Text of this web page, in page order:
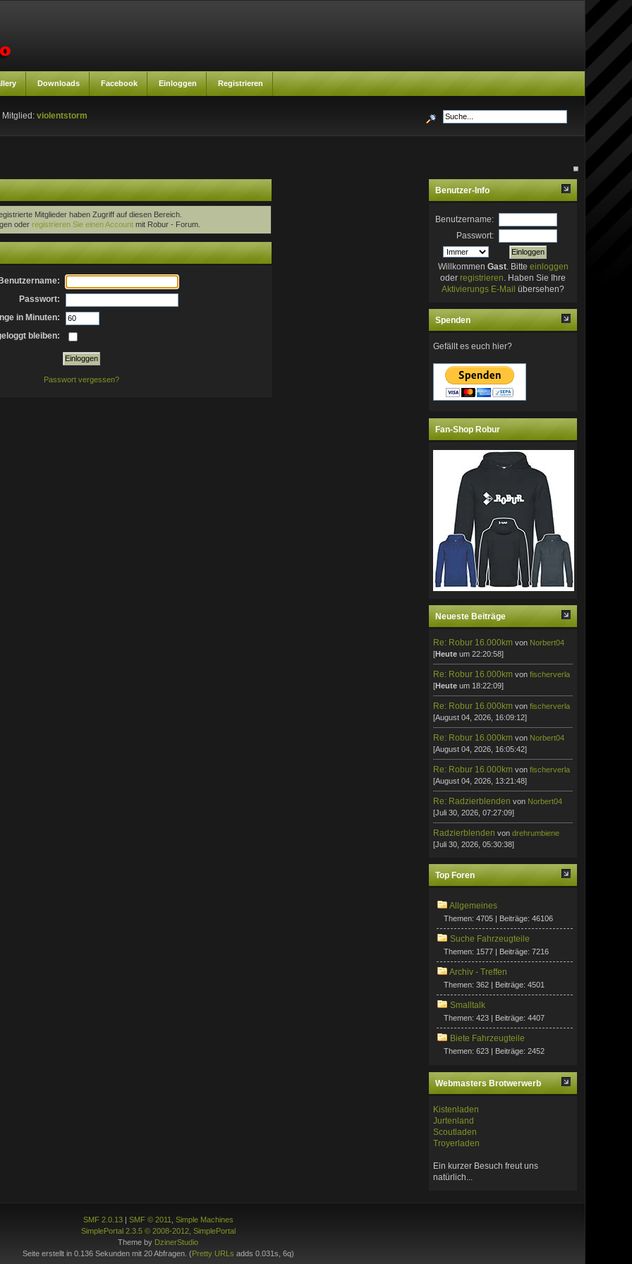
Downloads Facebook Einloggen Registrieren
Mitglied:violentstorm
Mitglieder haben Zugriff auf diesen Bereich.
oder registrieren Sie einen Accountmit Robur - Forum.
Passwort:
in Minuten:
bleiben:
Passwort vergessen?
Benutzer-Info
Benutzername:
Passwort:
Willkommen Gast. Bitte einloggen
oder registrieren . Haben Sie Ihre
Aktivierungs E-Mail übersehen?
Spenden
Gefällt es euch hier?
Fan-Shop Robur
Neueste Beiträge
Re: Robur 16.000km von Norbert04
[Heute um 22:20:58]
Re: Robur 16.000km vonfischerverla
[Heute um 18:22:09]
Re: Robur 16.000km vonfischerverla
[August 04, 2026, 16:09:12]
Re: Robur 16.000km von Norbert04
[August 04, 2026, 16:05:42]
Re: Robur 16.000km vonfischerverla
[August 04, 2026, 13:21:48]
Re: Radzierblendenvon Norbert04
[Juli 30, 2026, 07:27:09]
Radzierblendenvondrehrumbiene
[Juli 30, 2026, 05:30:38]
Top Foren
Allgemeines
Themen: 4705 | Beiträge: 46106
Suche Fahrzeugteile
Themen: 1577 | Beiträge: 7216
Archiv - Treffen
Themen: 362 | Beiträge: 4501
Smalltalk
Themen: 423 | Beiträge: 4407
Biete Fahrzeugteile
Themen: 623 | Beiträge: 2452
Webmasters Brotwerwerb
Kistenladen
Jurtenland
Scoutladen
Troyerladen
Ein kurzer Besuch freut uns
natürlich...
SMF 2.0.13| SMF © 2011
Simple Machines
SimplePortal 2.3.5 © 2008-2012, SimplePortal
Theme by DzinerStudio
Seite erstellt in 0.136 Sekunden mit 20 Abfragen. (Pretty URLs adds 0.031s, 6q)